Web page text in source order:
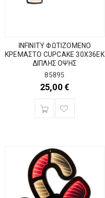
INFINITY ΦΩΤΙΖΟΜΕΝΟ
ΚΡΕΜΑΣΤΟ CUPCAKE 30Χ36ΕΚ
ΔΙΠΛΗΣ ΟΨΗΣ
85895
25,00€